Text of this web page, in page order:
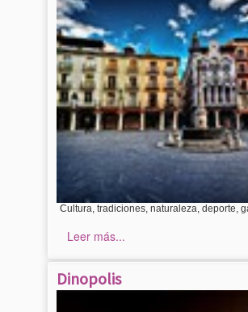
Cultura, tradiciones, naturaleza, deporte,
Leer más...
Dinopolis